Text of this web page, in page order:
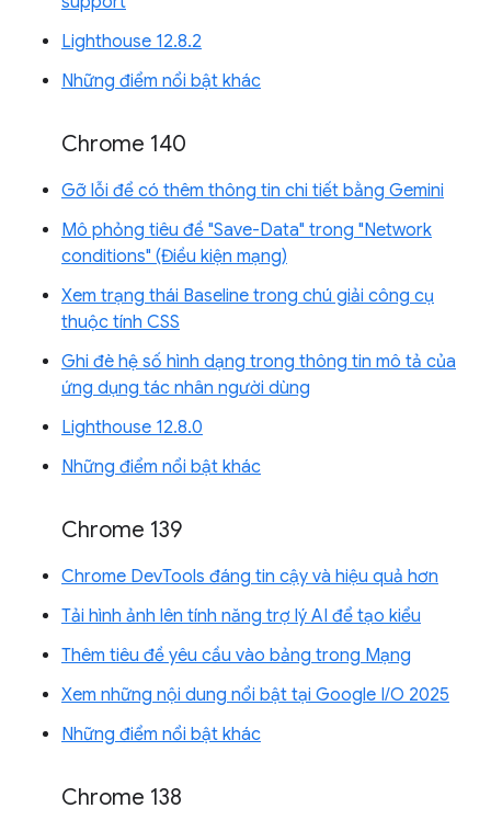
Lighthouse 12.8.2
Những điểm nổi bật khác
Chrome 140
Gỡ lỗi để có thêm thông tin chi tiết bằng Gemini
Mô phỏng tiêu đề "Save-Data" trong "Network
conditions" (Điều kiện mạng)
Xem trạng thái Baseline trong chú giải công cụ
thuộc tính CSS
Ghi đè hệ số hình dạng trong thông tin mô tả của
ứng dụng tác nhân người dùng
Lighthouse 12.8.0
Những điểm nổi bật khác
Chrome 139
Chrome DevTools đáng tin cậy và hiệu quả hơn
Tải hình ảnh lên tính năng trợ lý AI để tạo kiểu
Thêm tiêu đề yêu cầu vào bảng trong Mạng
Xem những nội dung nổi bật tại Google I/O 2025
Những điểm nổi bật khác
Chrome 138